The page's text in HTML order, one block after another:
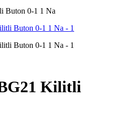
Buton 0-1 1 Na
Kilitli